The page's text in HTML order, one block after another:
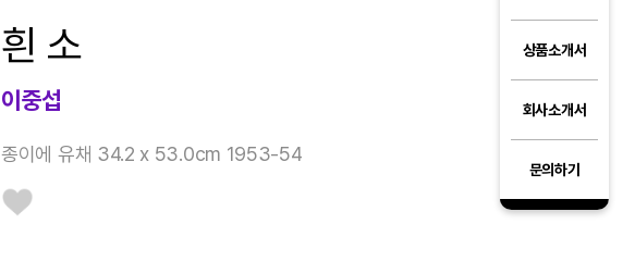
상품소개서
회사소개서
문의하기
흰 소
이중섭
종이에 유채 34.2 x 53.0cm 1953-54